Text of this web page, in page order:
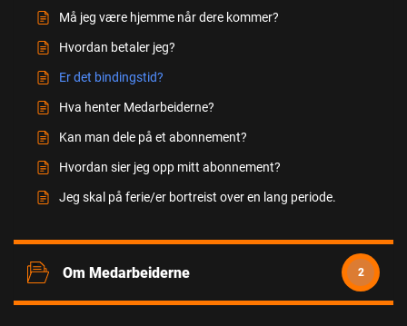
Må jeg være hjemme når dere kommer?
Hvordan betaler jeg?
Er det bindingstid?
Hva henter Medarbeiderne?
Kan man dele på et abonnement?
Hvordan sier jeg opp mitt abonnement?
Jeg skal på ferie/er bortreist over en lang periode.
Om Medarbeiderne 2